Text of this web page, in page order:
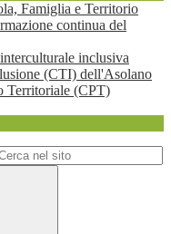
Famiglia e Territorio
continua del
inclusiva
(CTI) dell'Asolano
Territoriale (CPT)